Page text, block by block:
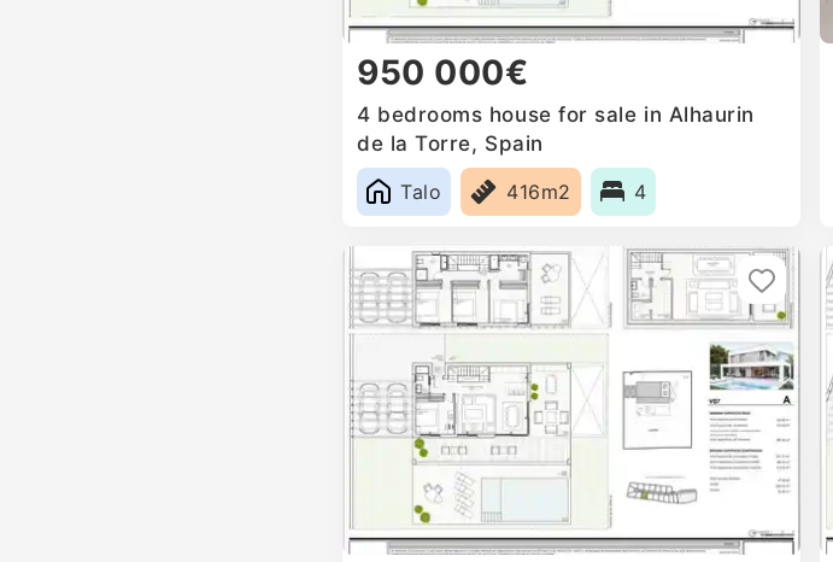
950 000€
4 bedrooms house for sale in Alhaurin
de la Torre, Spain
Talo
416m2 4